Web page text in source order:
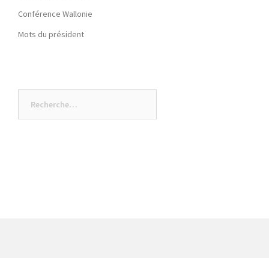
Conférence Wallonie
Mots du président